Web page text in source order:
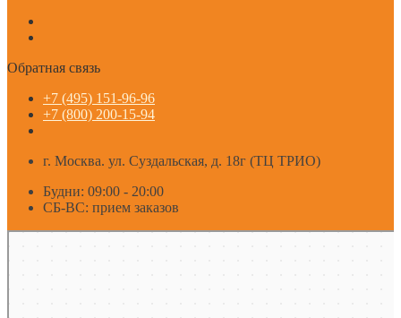
Обратная связь
+7 (495) 151-96-96
+7 (800) 200-15-94
г. Москва. ул. Суздальская, д. 18г (ТЦ ТРИО)
Будни: 09:00 - 20:00
СБ-ВС: прием заказов